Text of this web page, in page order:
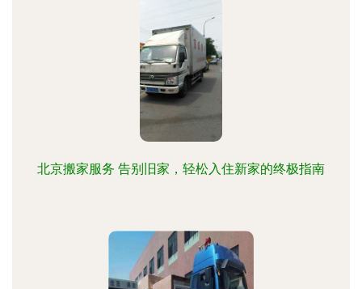
北京搬家服务 告别旧家，轻松入住新家的终极指南